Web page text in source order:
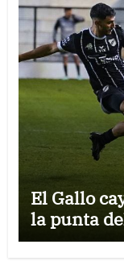
El Gallo
la punta